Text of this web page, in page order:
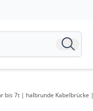
7t | halbrunde